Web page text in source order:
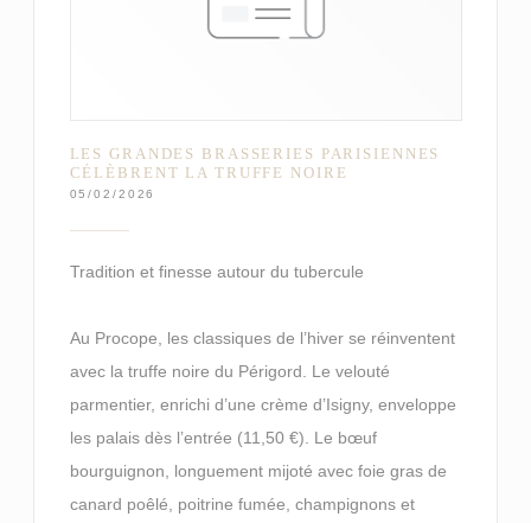
LES GRANDES BRASSERIES PARISIENNES
CÉLÈBRENT LA TRUFFE NOIRE
05/02/2026
Tradition et finesse autour du tubercule
Au Procope, les classiques de l’hiver se réinventent
avec la truffe noire du Périgord. Le velouté
parmentier, enrichi d’une crème d’Isigny, enveloppe
les palais dès l’entrée (11,50 €). Le bœuf
bourguignon, longuement mijoté avec foie gras de
canard poêlé, poitrine fumée, champignons et